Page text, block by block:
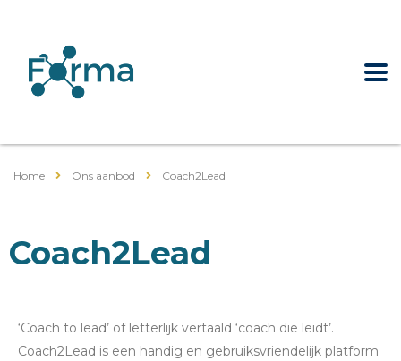
Home Ons aanbod Coach2Lead
Coach2Lead
‘Coach to lead’ of letterlijk vertaald ‘coach die leidt’.
Coach2Lead is een handig en gebruiksvriendelijk platform